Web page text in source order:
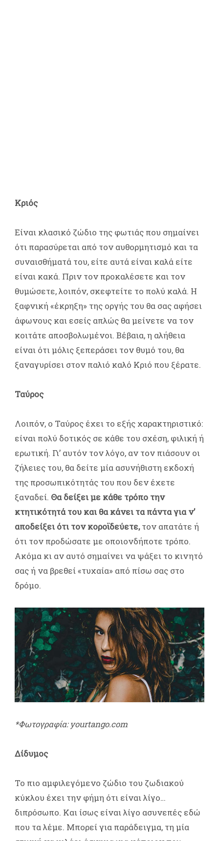
Κριός
Είναι κλασικό ζώδιο της φωτιάς που σημαίνει
ότι παρασύρεται από τον αυθορμητισμό και τα
συναισθήματά του, είτε αυτά είναι καλά είτε
είναι κακά. Πριν τον προκαλέσετε και τον
θυμώσετε, λοιπόν, σκεφτείτε το πολύ καλά. Η
ξαφνική «έκρηξη» της οργής του θα σας αφήσει
άφωνους και εσείς απλώς θα μείνετε να τον
κοιτάτε αποσβολωμένοι. Βέβαια, η αλήθεια
είναι ότι μόλις ξεπεράσει τον θυμό του, θα
ξαναγυρίσει στον παλιό καλό Κριό που ξέρατε.
Ταύρος
Λοιπόν, ο Ταύρος έχει το εξής χαρακτηριστικό:
είναι πολύ δοτικός σε κάθε του σχέση, φιλική ή
ερωτική. Γι’ αυτόν τον λόγο, αν τον πιάσουν οι
ζήλειες του, θα δείτε μία ασυνήθιστη εκδοχή
της προσωπικότητάς του που δεν έχετε
ξαναδεί. Θα δείξει με κάθε τρόπο την
κτητικότητά του και θα κάνει τα πάντα για ν’
αποδείξει ότι τον κοροϊδεύετε,τον απατάτε ή
ότι τον προδώσατε με οποιονδήποτε τρόπο.
Ακόμα κι αν αυτό σημαίνει να ψάξει το κινητό
σας ή να βρεθεί «τυχαία» από πίσω σας στο
δρόμο.
*Φωτογραφία: yourtango.com
Δίδυμος
Το πιο αμφιλεγόμενο ζώδιο του ζωδιακού
κύκλου έχει την φήμη ότι είναι λίγο…
διπρόσωπο. Και ίσως είναι λίγο ασυνεπές εδώ
που τα λέμε. Μπορεί για παράδειγμα, τη μία